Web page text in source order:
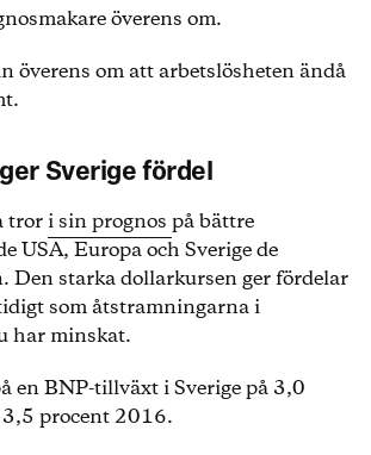
överens om.
överens om att arbetslösheten ändå
Sverige fördel
tror i sin prognos på bättre
USA, Europa och Sverige de
Den starka dollarkursen ger fördelar
som åtstramningarna i
har minskat.
en BNP-tillväxt i Sverige på 3,0
procent 2016.